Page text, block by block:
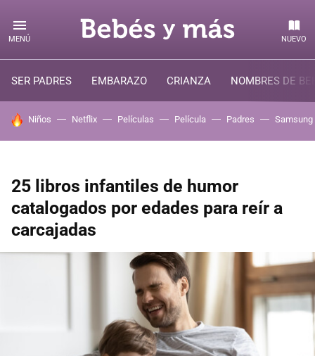
MENÚ NUEVO
SER PADRES EMBARAZO CRIANZA NOMBRES DE
HOY SE HABLA DE
Niños Netflix Películas Película Padres Samsung
25 libros infantiles de humor
catalogados por edades para reír a
carcajadas